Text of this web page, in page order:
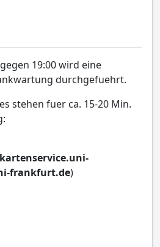
19:00 wird eine
durchgefuehrt.
stehen fuer ca. 15-20 Min.
kartenservice.uni-
frankfurt.de)